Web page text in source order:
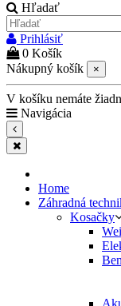
Hľadať
Prihlásiť
0 Košík
Nákupný košík
×
V košíku nemáte
Navigácia
Home
Záhradná
Kosačky